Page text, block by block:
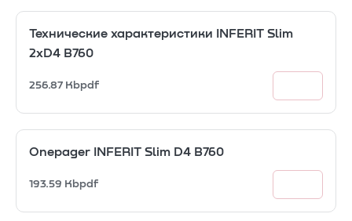
Технические характеристики INFERIT Slim
2xD4 B760
256.87 Kbpdf
Onepager INFERIT Slim D4 B760
193.59 Kbpdf